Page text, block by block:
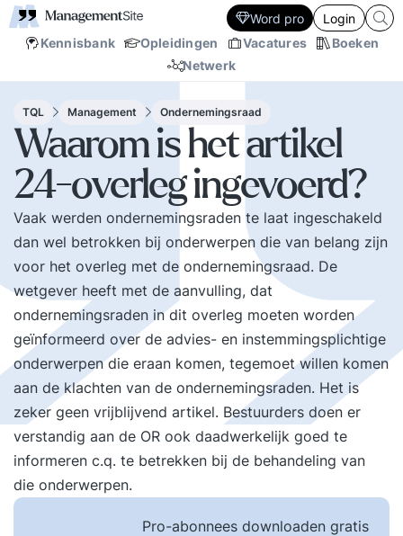
Kennisbank Opleidingen Vacatures
Boeken
Netwerk
Word pro Login
TQL Management Ondernemingsraad
Waarom is het artikel
24-overleg ingevoerd?
Vaak werden ondernemingsraden te laat ingeschakeld
dan wel betrokken bij onderwerpen die van belang zijn
voor het overleg met de ondernemingsraad. De
wetgever heeft met de aanvulling, dat
ondernemingsraden in dit overleg moeten worden
geïnformeerd over de advies- en instemmingsplichtige
onderwerpen die eraan komen, tegemoet willen komen
aan de klachten van de ondernemingsraden. Het is
zeker geen vrijblijvend artikel. Bestuurders doen er
verstandig aan de OR ook daadwerkelijk goed te
informeren c.q. te betrekken bij de behandeling van
die onderwerpen.
Pro-abonnees downloaden gratis